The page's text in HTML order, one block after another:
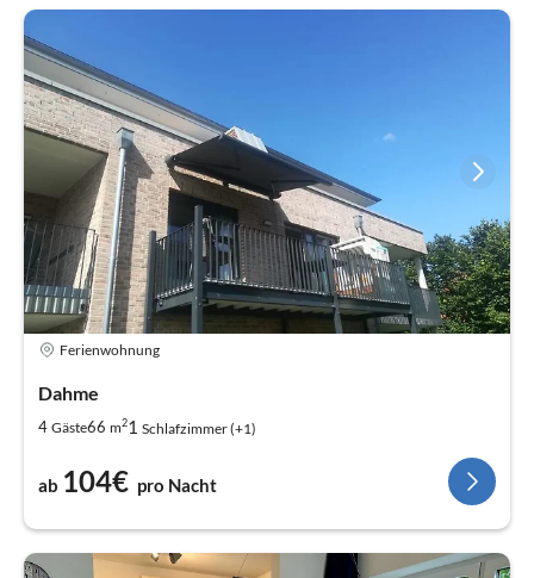
Ferienwohnung
Dahme
4 Gäste66 m21 Schlafzimmer (+1)
ab 104€ pro Nacht